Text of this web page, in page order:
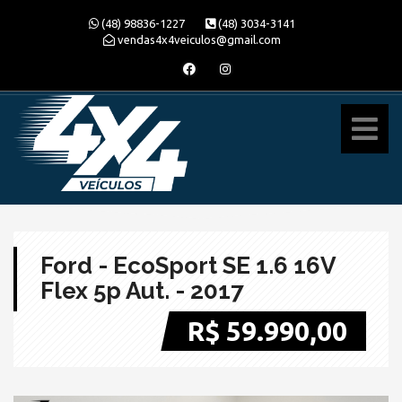
(48) 98836-1227
(48) 3034-3141
vendas4x4veiculos@gmail.com
Ford - EcoSport SE 1.6 16V
Flex 5p Aut. - 2017
R$ 59.990,00